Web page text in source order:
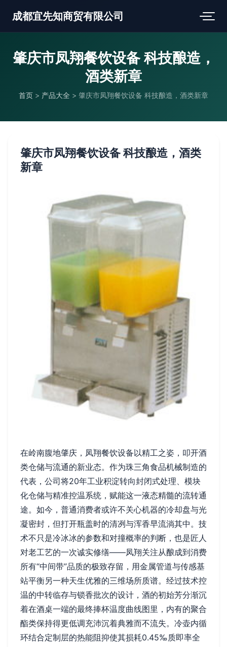
成都宜先知商贸有限公司
肇庆市凤翔餐饮设备 科技酿造，
酒类新章
首页 > 产品大全 > 肇庆市凤翔餐饮设备 科技酿造，酒类新章
肇庆市凤翔餐饮设备 科技酿造，酒类
新章
在岭南腹地肇庆，凤翔餐饮设备以精工之姿，叩开酒
类仓储与流通的新业态。作为珠三角食品机械制造的
代表，公司将20年工业积淀转向封闭式处理、模块
化仓储与精准控温系统，赋能这一液态精髓的流转通
途。如今，普通消费者或许不关心机器的冷却盘与光
凝密封，但打开瓶盖时的清冽与浑香早流淌其中。技
术不只是冷冰冰的参数和对撞概率的判断，也是匠人
对老工艺的一次诚实修缮——凤翔关注从酿成到消费
所有“中间带”品质的极致存留，用金属管道与传感基
站平衡另一种天生优雅的三维场所质谱。经过技术控
温的中转临存与锁香批次的设计，酒的初始芳分渐沉
着在酒桌一端的最终捧杯温度曲线图里，内有的聚合
酯类保持得更低调充沛沉着典雅而不流失。冷壶内循
环结合定制层的热能阻抑使其损耗0.45‰质即率全